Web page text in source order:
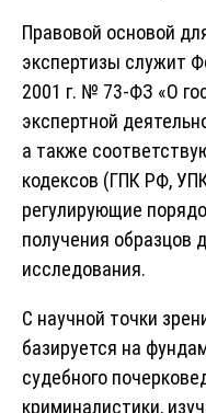
Правовой основой
экспертизы служит
2001 г. № 73-ФЗ «О
экспертной
а также
кодексов (ГПК РФ,
регулирующие
получения образцов
исследования.
С научной точки
базируется на
судебного
криминалистики,